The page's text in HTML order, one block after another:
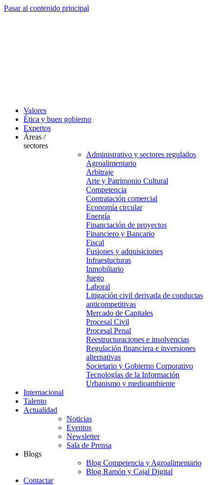
Pasar al contenido principal
Valores
Ética y buen gobierno
Expertos
Áreas /
sectores
Administrativo y sectores regulados
Agroalimentario
Arbitraje
Arte y Patrimonio Cultural
Competencia
Contratación comercial
Economía circular
Energía
Financiación de proyectos
Financiero y Bancario
Fiscal
Fusiones y adquisiciones
Infraestucturas
Inmobiliario
Juego
Laboral
Litigación civil derivada de conductas
anticompetitivas
Mercado de Capitales
Procesal Civil
Procesal Penal
Reestructuraciones e insolvencias
Regulación financiera e inversiones
alternativas
Societario y Gobierno Corporativo
Tecnologías de la Información
Urbanismo y medioambiente
Internacional
Talento
Actualidad
Noticias
Eventos
Newsletter
Sala de Prensa
Blogs
Blog Competencia y Agroalimentario
Blog Ramón y Cajal Digital
Contactar